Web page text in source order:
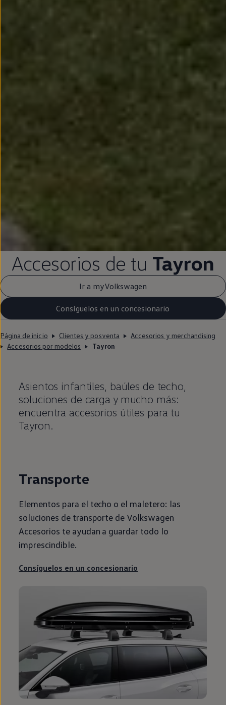
Accesorios de tu Tayron
Ir a myVolkswagen
Consíguelos en un concesionario
Página de inicio Clientes y posventa
Accesorios y merchandising
Accesorios por modelos
Tayron
Asientos infantiles, baúles de techo,
soluciones de carga y mucho más:
encuentra accesorios útiles para tu
Tayron.
Transporte
Elementos para el techo o el maletero: las
soluciones de transporte de Volkswagen
Accesorios te ayudan a guardar todo lo
imprescindible.
Consíguelos en un concesionario